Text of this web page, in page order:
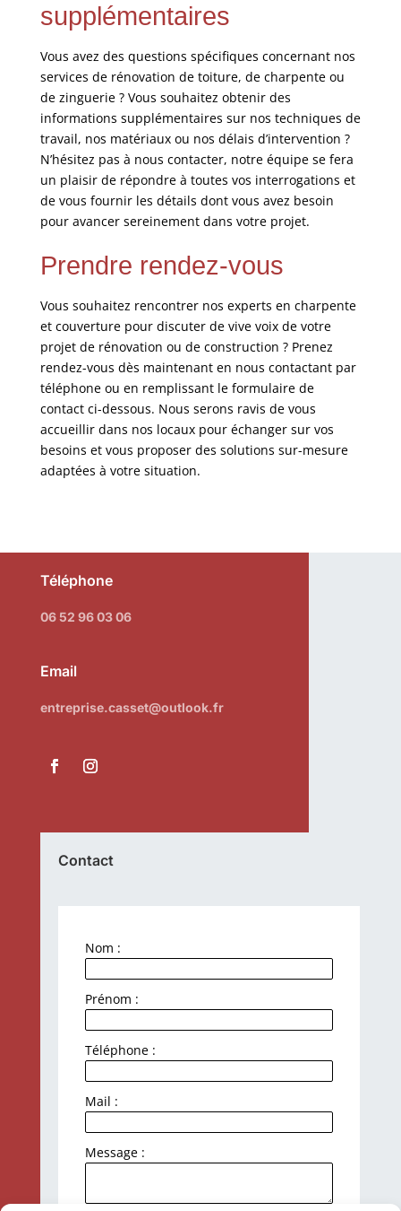
supplémentaires
Vous avez des questions spécifiques concernant nos
services de rénovation de toiture, de charpente ou
de zinguerie ? Vous souhaitez obtenir des
informations supplémentaires sur nos techniques de
travail, nos matériaux ou nos délais d’intervention ?
N’hésitez pas à nous contacter, notre équipe se fera
un plaisir de répondre à toutes vos interrogations et
de vous fournir les détails dont vous avez besoin
pour avancer sereinement dans votre projet.
Prendre rendez-vous
Vous souhaitez rencontrer nos experts en charpente
et couverture pour discuter de vive voix de votre
projet de rénovation ou de construction ? Prenez
rendez-vous dès maintenant en nous contactant par
téléphone ou en remplissant le formulaire de
contact ci-dessous. Nous serons ravis de vous
accueillir dans nos locaux pour échanger sur vos
besoins et vous proposer des solutions sur-mesure
adaptées à votre situation.
Téléphone
06 52 96 03 06
Email
entreprise.casset@outlook.fr
Contact
Nom :
Prénom :
Téléphone :
Mail :
Message :